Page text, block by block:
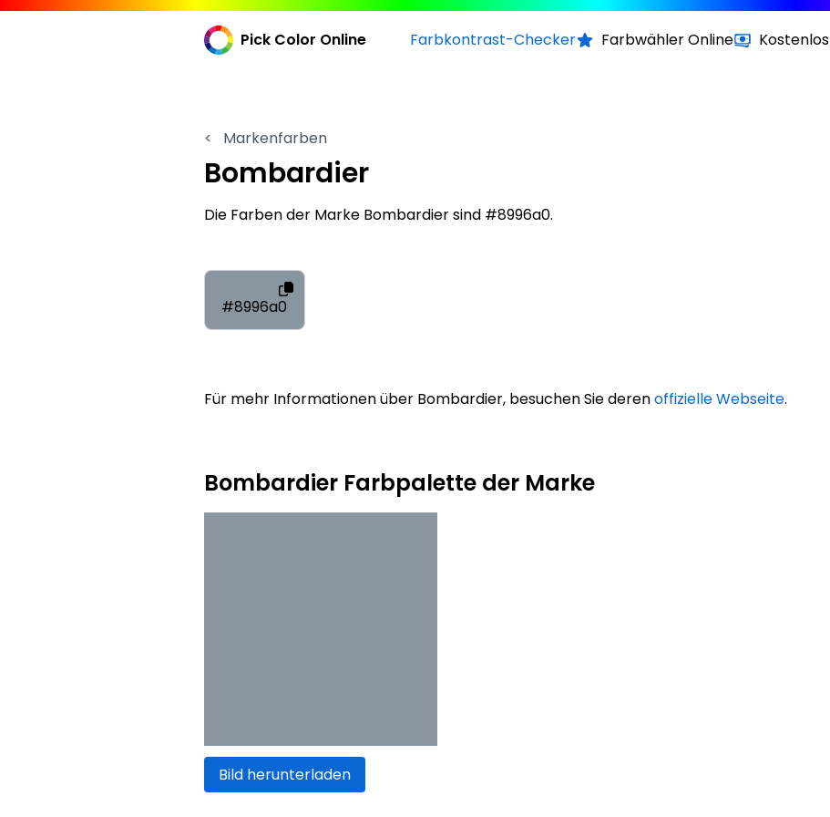
Pick Color Online Farbkontrast-Checker Farbwähler Online Kostenlos
< Markenfarben
Bombardier
Die Farben der Marke Bombardier sind #8996a0.
#8996a0
Für mehr Informationen über Bombardier, besuchen Sie derenoffizielle Webseite.
Bombardier Farbpalette der Marke
Bild herunterladen